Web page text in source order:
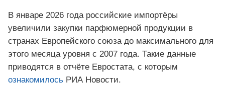
В январе 2026 года российские импортёры
увеличили закупки парфюмерной продукции в
странах Европейского союза до максимального для
этого месяца уровня с 2007 года. Такие данные
приводятся в отчёте Евростата, с которым
ознакомилось РИА Новости.